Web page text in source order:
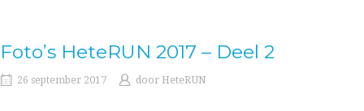
Foto’s HeteRUN 2017 – Deel 2
26 september 2017 door HeteRUN